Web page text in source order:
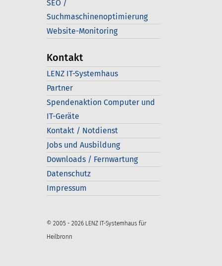
SEO /
Suchmaschinenoptimierung
Website-Monitoring
Kontakt
LENZ IT-Systemhaus
Partner
Spendenaktion Computer und
IT-Geräte
Kontakt / Notdienst
Jobs und Ausbildung
Downloads / Fernwartung
Datenschutz
Impressum
© 2005 - 2026 LENZ IT-Systemhaus für
Heilbronn